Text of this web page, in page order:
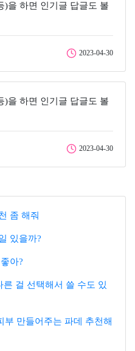
)을 하면 인기글 답글도 볼
2023-04-30
)을 하면 인기글 답글도 볼
2023-04-30
좀 해줘
있을까?
아?
걸 선택해서 쓸 수도 있
부 만들어주는 파데 추천해